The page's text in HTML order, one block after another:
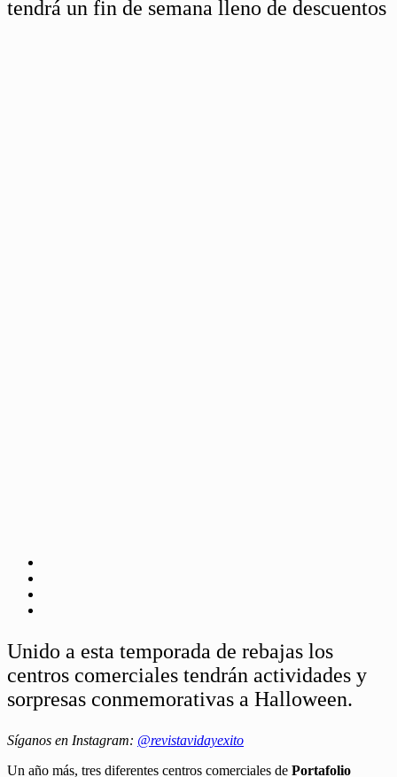
tendrá un fin de semana lleno de descuentos
Unido a esta temporada de rebajas los
centros comerciales tendrán actividades y
sorpresas conmemorativas a Halloween.
Síganos en Instagram: @revistavidayexito
Un año más, tres diferentes centros comerciales de Portafolio